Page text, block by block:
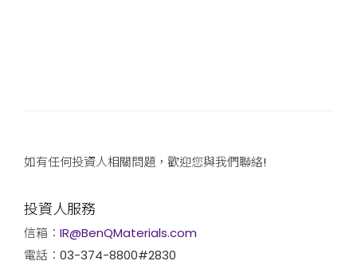
如有任何投資人相關問題，歡迎您與我們聯絡!
投資人服務
信箱： IR@BenQMaterials.com
電話：03-374-8800#2830